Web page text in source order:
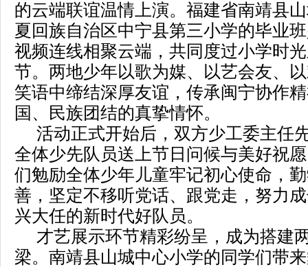
的云端联谊温情上演。福建省南靖县
夏回族自治区中宁县第三小学的毕业
视频连线相聚云端，共同度过小学时
节。两地少年以歌为媒、以艺会友、
笑语中缔结深厚友谊，传承闽宁协作
国、民族团结的真挚情怀。
活动正式开始后，双方少工委主任
全体少先队员送上节日问候与美好祝
们勉励全体少年儿童牢记初心使命，
善，坚定不移听党话、跟党走，努力
兴大任的新时代好队员。
才艺展示环节精彩纷呈，成为搭建
梁。南靖县山城中心小学的同学们带